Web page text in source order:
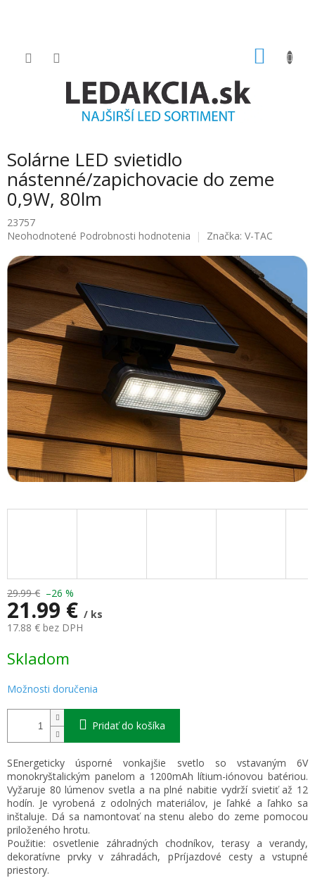
o
č
n
ý
p
a
n
e
l
Solárne LED svietidlo
nástenné/zapichovacie do zeme
0,9W, 80lm
23757
Priemerné
produktu
0.0
hviezdičiek.
Neohodnotené Podrobnosti hodnotenia Značka: V-TAC
29.99 € –26 %
21.99 € / ks
17.88 € bez DPH
cena:
Skladom
Možnosti doručenia
Pridať do košíka
SEnergeticky úsporné vonkajšie svetlo so vstavaným 6V
monokryštalickým panelom a 1200mAh lítium-iónovou batériou.
Vyžaruje 80 lúmenov svetla a na plné nabitie vydrží svietiť až 12
hodín. Je vyrobená z odolných materiálov, je ľahké a ľahko sa
inštaluje. Dá sa namontovať na stenu alebo do zeme pomocou
priloženého hrotu.
Použitie: osvetlenie záhradných chodníkov, terasy a verandy,
dekoratívne prvky v záhradách, pPríjazdové cesty a vstupné
priestory.